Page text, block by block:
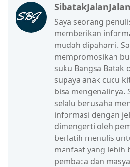
SibatakJalanJalan
Saya seorang
memberikan
mudah dipahami.
mempromosikan
suku Bangsa Batak
supaya anak cucu
bisa mengenalinya.
selalu berusaha
informasi dengan
dimengerti oleh
berlatih menulis
manfaat yang lebih
pembaca dan